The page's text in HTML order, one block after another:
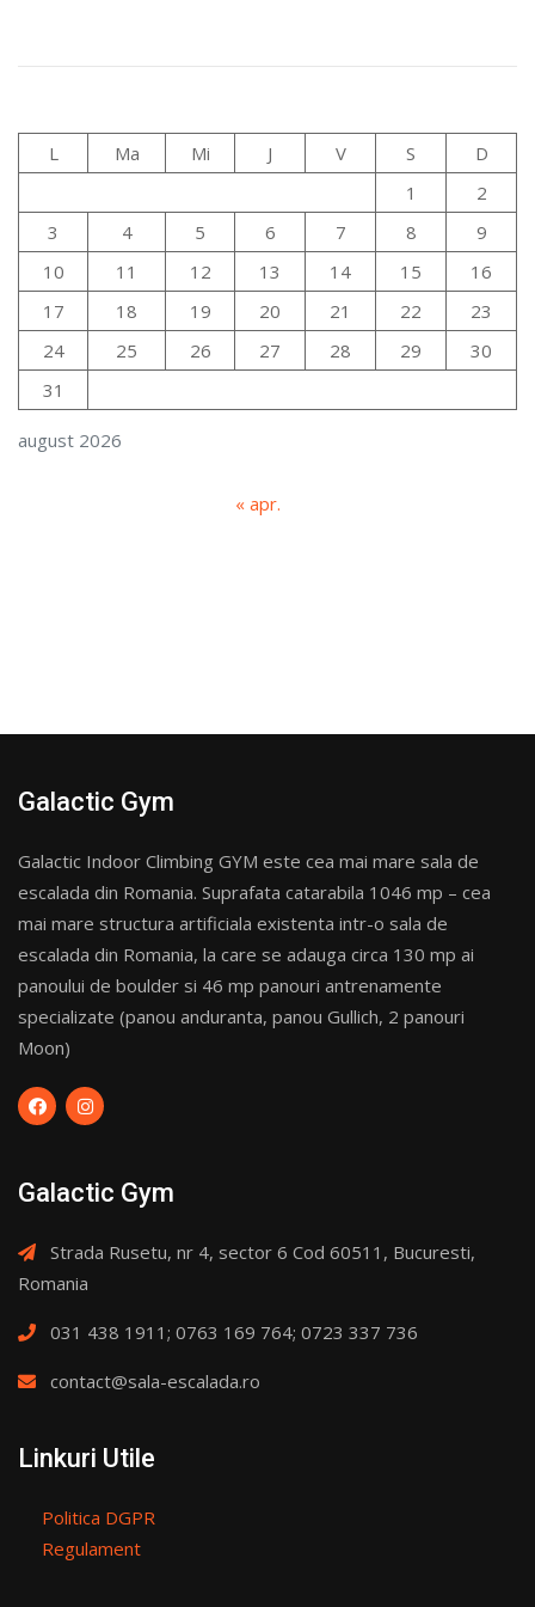
august 2026
L Ma Mi J V S
D
1
2
3
4 5 6 7 8
9
10
11 12 13 14 15
16
17
18 19 20 21 22
23
24
25 26 27 28 29
30
31
« apr.
Galactic Gym
Galactic Indoor Climbing GYM este cea mai mare sala de
escalada din Romania. Suprafata catarabila 1046 mp – cea
mai mare structura artificiala existenta intr-o sala de
escalada din Romania, la care se adauga circa 130 mp ai
panoului de boulder si 46 mp panouri antrenamente
specializate (panou anduranta, panou Gullich, 2 panouri
Moon)
Galactic Gym
Strada Rusetu, nr 4, sector 6 Cod 60511, Bucuresti,
Romania
031 438 1911; 0763 169 764; 0723 337 736
contact@sala-escalada.ro
Linkuri Utile
Politica DGPR
Regulament